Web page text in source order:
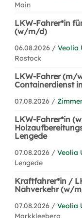
Main
LKW-Fahrer*in
(w/m/d)
06.08.2026 / Veolia
Rostock
LKW-Fahrer (m/
Containerdienst
07.08.2026 /
LKW-Fahrer*in
Lengede
07.08.2026 / Veolia
Lengede
Kraftfahrer*in /
Nahverkehr (w/
07.08.2026 / Veolia
Markkleeberg